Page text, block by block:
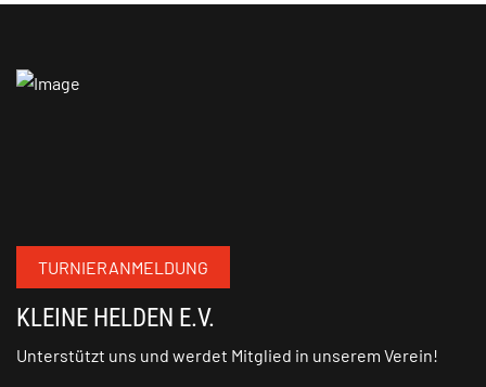
TURNIERANMELDUNG
KLEINE HELDEN E.V.
Unterstützt uns und werdet Mitglied in unserem Verein!